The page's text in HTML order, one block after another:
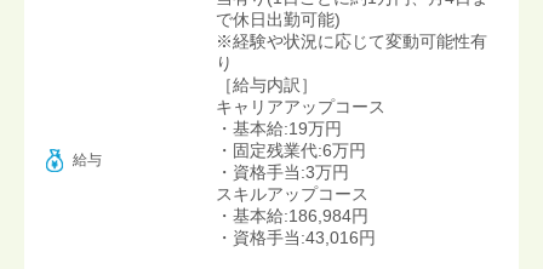
給与
で休日出勤可能)
※経験や状況に応じて変動可能性有
り
［給与内訳］
キャリアアップコース
・基本給:19万円
・固定残業代:6万円
・資格手当:3万円
スキルアップコース
・基本給:186,984円
・資格手当:43,016円